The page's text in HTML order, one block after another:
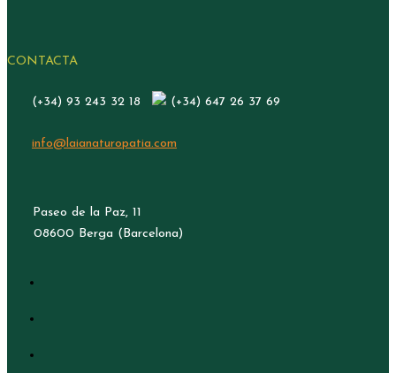
CONTACTA
(+34) 93 243 32 18 (+34) 647 26 37 69
info@laianaturopatia.com
Paseo de la Paz, 11
08600 Berga (Barcelona)